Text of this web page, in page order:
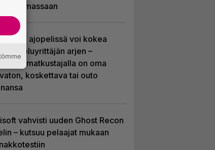
ajopelissä voi kokea
arjen –
matkustajalla on oma
koskettava tai outo
vahvisti uuden Ghost Recon
– kutsuu pelaajat mukaan